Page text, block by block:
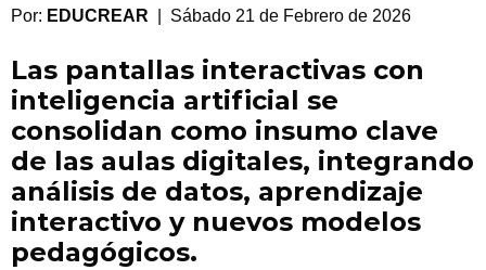
Por: EDUCREAR | Sábado 21 de Febrero de 2026
Las pantallas interactivas con
inteligencia artificial se
consolidan como insumo clave
de las aulas digitales, integrando
análisis de datos, aprendizaje
interactivo y nuevos modelos
pedagógicos.